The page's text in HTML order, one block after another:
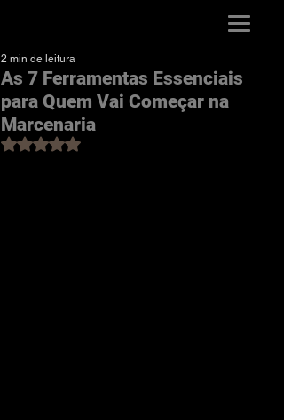
As 7 Ferramentas Essenciais
para Quem Vai Começar na
Marcenaria
2 min de leitura
Avaliado com NaN de 5 estrelas.